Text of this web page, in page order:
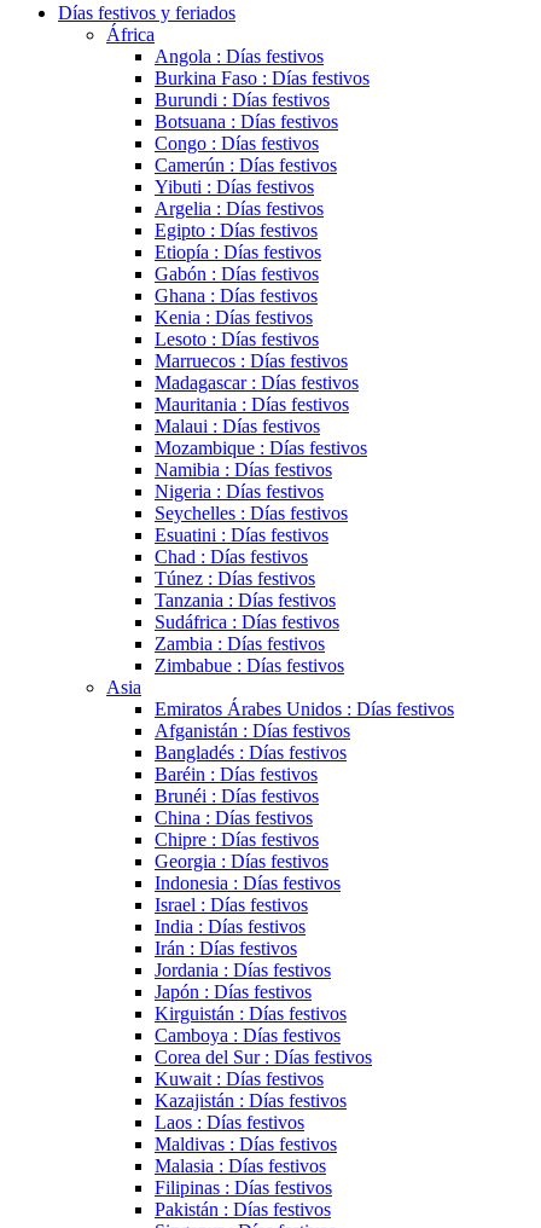
Días festivos y feriados
África
Angola : Días festivos
Burkina Faso : Días festivos
Burundi : Días festivos
Botsuana : Días festivos
Congo : Días festivos
Camerún : Días festivos
Yibuti : Días festivos
Argelia : Días festivos
Egipto : Días festivos
Etiopía : Días festivos
Gabón : Días festivos
Ghana : Días festivos
Kenia : Días festivos
Lesoto : Días festivos
Marruecos : Días festivos
Madagascar : Días festivos
Mauritania : Días festivos
Malaui : Días festivos
Mozambique : Días festivos
Namibia : Días festivos
Nigeria : Días festivos
Seychelles : Días festivos
Esuatini : Días festivos
Chad : Días festivos
Túnez : Días festivos
Tanzania : Días festivos
Sudáfrica : Días festivos
Zambia : Días festivos
Zimbabue : Días festivos
Asia
Emiratos Árabes Unidos : Días festivos
Afganistán : Días festivos
Bangladés : Días festivos
Baréin : Días festivos
Brunéi : Días festivos
China : Días festivos
Chipre : Días festivos
Georgia : Días festivos
Indonesia : Días festivos
Israel : Días festivos
India : Días festivos
Irán : Días festivos
Jordania : Días festivos
Japón : Días festivos
Kirguistán : Días festivos
Camboya : Días festivos
Corea del Sur : Días festivos
Kuwait : Días festivos
Kazajistán : Días festivos
Laos : Días festivos
Maldivas : Días festivos
Malasia : Días festivos
Filipinas : Días festivos
Pakistán : Días festivos